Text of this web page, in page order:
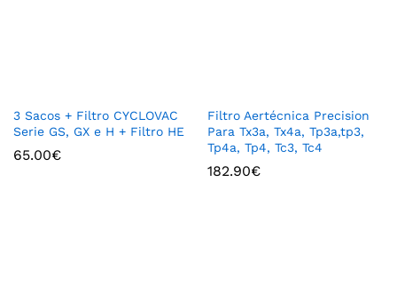
3 Sacos + Filtro CYCLOVAC
Serie GS, GX e H + Filtro HE
65.00€
Filtro Aertécnica Precision
Para Tx3a, Tx4a, Tp3a,tp3,
Tp4a, Tp4, Tc3, Tc4
182.90€